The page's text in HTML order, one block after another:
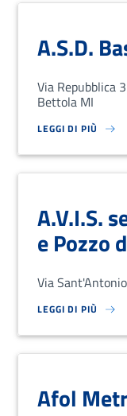
A.S.D.
Via Repubblica
Bettola MI
LEGGI DI PIÙ
SU LOREM IPSUM
A.V.I.S.
e Pozzo
Via
LEGGI DI PIÙ
SU LOREM IPSUM
Afol